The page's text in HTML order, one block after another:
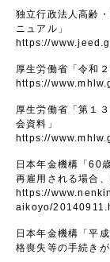
独立行政法人高齢
ニュアル」
https://
厚生労働省「令和
https://
厚生労働省「第１
会資料」
https://
日本年金機構「60
再雇用される場合
https://
aikoyo/
日本年金機構「平
格喪失等の手続き